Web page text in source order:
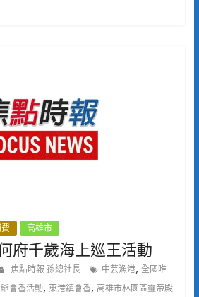
高雄市
府千歲海上巡王活動
焦點時報 孫總社長 中芸漁港, 全國唯
會香活動, 東港鎮會香, 高雄市林園區靈帝殿